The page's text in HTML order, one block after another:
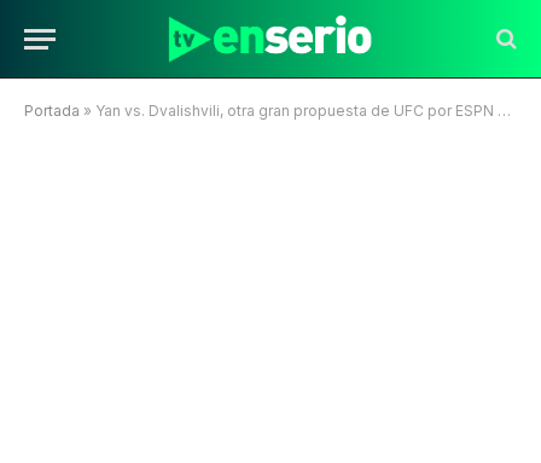
Portada » Yan vs. Dvalishvili, otra gran propuesta de UFC por ESPN KNOCKOUT en STAR+